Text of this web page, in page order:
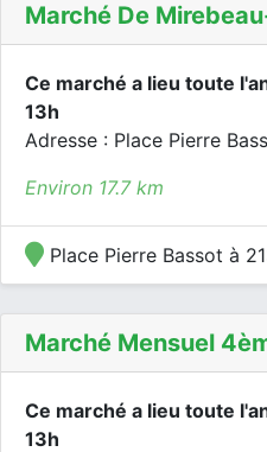
Marché De
Ce marché a lieu toute
13h
Adresse : Place Pierre
Environ 17.7 km
Place Pierre Bassot à
Marché Mensuel
Ce marché a lieu toute
13h